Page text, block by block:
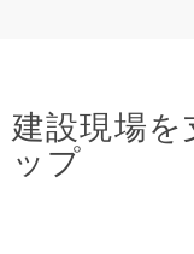
建設現場
ップ